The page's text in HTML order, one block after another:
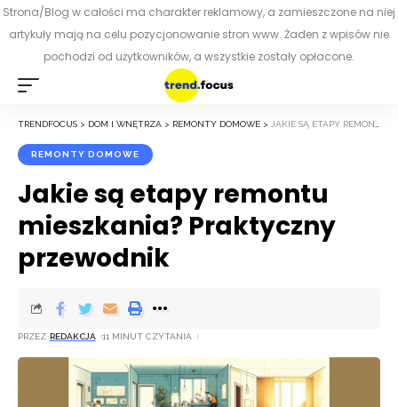
Strona/Blog w całości ma charakter reklamowy, a zamieszczone na niej
artykuły mają na celu pozycjonowanie stron www. Żaden z wpisów nie
pochodzi od użytkowników, a wszystkie zostały opłacone.
TRENDFOCUS > DOM I WNĘTRZA > REMONTY DOMOWE > JAKIE SĄ ETAPY REMONTU MIESZKANIA? PRAKTYCZNY PRZEWODNIK
REMONTY DOMOWE
Jakie są etapy remontu
mieszkania? Praktyczny
przewodnik
PRZEZ REDAKCJA 11 MINUT CZYTANIA